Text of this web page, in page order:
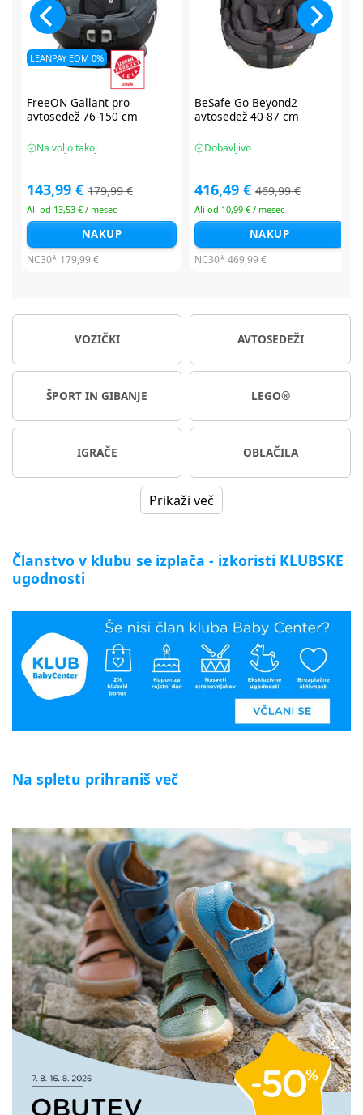
BeSafe Go Beyond2
avtosedež 40-87 cm
Dobavljivo
416,49 € 469,99 €
Ali od 10,99 € / mesec
NAKUP
NC30* 469,99 €
BeSafe Go Beyond2
avtosedež 40-87 cm
Dobavljivo
416,49 € 479,99 €
Ali od 10,99 € / mesec
NAKUP
NC30* 479,99 €
VOZIČKI AVTOSEDEŽI
ŠPORT IN GIBANJE LEGO®
IGRAČE OBLAČILA
Prikaži več
Članstvo v klubu se izplača - izkoristi KLUBSKE
ugodnosti
Na spletu prihraniš več